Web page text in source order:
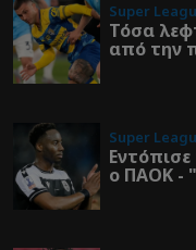
Super
Τόσα
από την
Super
ο ΠΑΟΚ -